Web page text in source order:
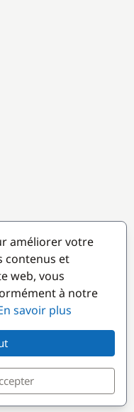
de bateaux depuis
améliorer votre
contenus et
web, vous
à notre
savoir plus